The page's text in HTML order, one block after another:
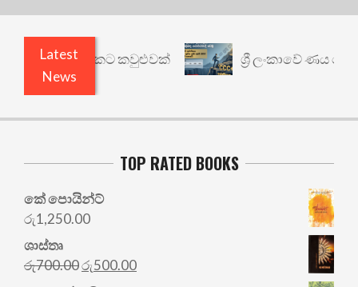
Latest
News
යථාර්ථයකට කවුළුවක් ශ්‍රී ලංකාවේ ණය
TOP RATED BOOKS
කේ පොයින්ට්
රු1,250.00
ශාස්තෘ
රු700.00Original
රු500.00Current